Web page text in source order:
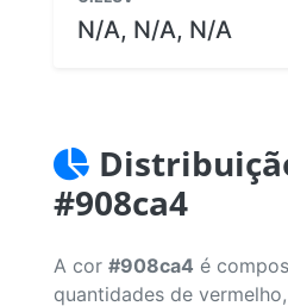
N/A, N/A, N/A
#908ca4
A cor #908ca4 é
quantidades de